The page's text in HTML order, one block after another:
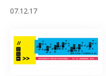
07.12.17